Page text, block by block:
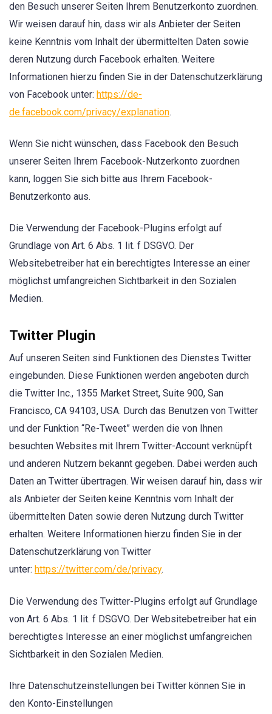
den Besuch unserer Seiten Ihrem Benutzerkonto zuordnen.
Wir weisen darauf hin, dass wir als Anbieter der Seiten
keine Kenntnis vom Inhalt der übermittelten Daten sowie
deren Nutzung durch Facebook erhalten. Weitere
Informationen hierzu finden Sie in der Datenschutzerklärung
von Facebook unter: https://de-
de.facebook.com/privacy/explanation.
Wenn Sie nicht wünschen, dass Facebook den Besuch
unserer Seiten Ihrem Facebook-Nutzerkonto zuordnen
kann, loggen Sie sich bitte aus Ihrem Facebook-
Benutzerkonto aus.
Die Verwendung der Facebook-Plugins erfolgt auf
Grundlage von Art. 6 Abs. 1 lit. f DSGVO. Der
Websitebetreiber hat ein berechtigtes Interesse an einer
möglichst umfangreichen Sichtbarkeit in den Sozialen
Medien.
Twitter Plugin
Auf unseren Seiten sind Funktionen des Dienstes Twitter
eingebunden. Diese Funktionen werden angeboten durch
die Twitter Inc., 1355 Market Street, Suite 900, San
Francisco, CA 94103, USA. Durch das Benutzen von Twitter
und der Funktion “Re-Tweet” werden die von Ihnen
besuchten Websites mit Ihrem Twitter-Account verknüpft
und anderen Nutzern bekannt gegeben. Dabei werden auch
Daten an Twitter übertragen. Wir weisen darauf hin, dass wir
als Anbieter der Seiten keine Kenntnis vom Inhalt der
übermittelten Daten sowie deren Nutzung durch Twitter
erhalten. Weitere Informationen hierzu finden Sie in der
Datenschutzerklärung von Twitter
unter: https://twitter.com/de/privacy.
Die Verwendung des Twitter-Plugins erfolgt auf Grundlage
von Art. 6 Abs. 1 lit. f DSGVO. Der Websitebetreiber hat ein
berechtigtes Interesse an einer möglichst umfangreichen
Sichtbarkeit in den Sozialen Medien.
Ihre Datenschutzeinstellungen bei Twitter können Sie in
den Konto-Einstellungen